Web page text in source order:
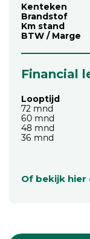
Kenteken
Brandstof
Km stand
BTW / Marge
Financial
Looptijd
72 mnd
60 mnd
48 mnd
36 mnd
Of bekijk hier